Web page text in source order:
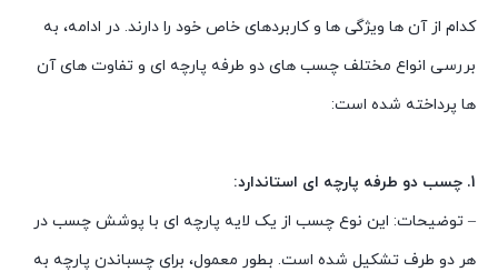
کدام از آن ها ویژگی ها و کاربردهای خاص خود را دارند. در ادامه، به
بررسی انواع مختلف چسب های دو طرفه پارچه ای و تفاوت های آن
ها پرداخته شده است:
1. چسب دو طرفه پارچه ای استاندارد:
– توضیحات: این نوع چسب از یک لایه پارچه ای با پوشش چسب در
هر دو طرف تشکیل شده است. بطور معمول، برای چسباندن پارچه به